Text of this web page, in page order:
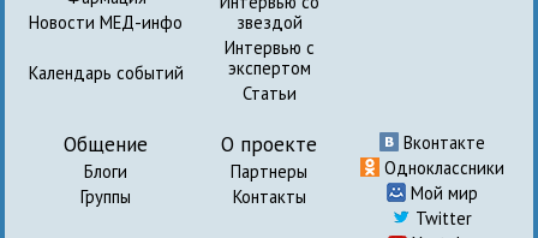
Новости МЕД-инфо
Календарь событий
звездой
Интервью с
экспертом
Статьи
Общение
Блоги
Группы
О проекте
Партнеры
Контакты
Вконтакте
Одноклассники
Мой мир
Twitter